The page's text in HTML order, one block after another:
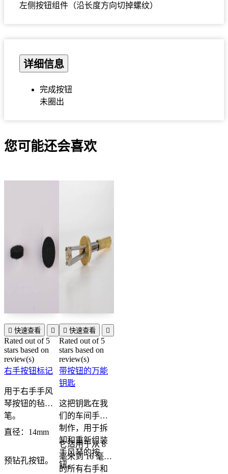
左侧按钮组件（沿长度方向切掉螺纹）
详细信息
完成按钮
未圈出
您可能还会喜欢
 快速查看 
Rated out of 5
stars based on
review(s)
右手按钮标记
用于右手手风
琴按钮的毡
笔。
直径：14mm
预钻孔按钮。
 快速查看 
Rated out of 5
stars based on
review(s)
带按钮的万能
钥匙
这把钥匙在我
们的车间手工
制作，用于拆
卸和重新组装
手风琴的按
钮。
它适用于从 8
毫米到 16 毫米
的所有右手和